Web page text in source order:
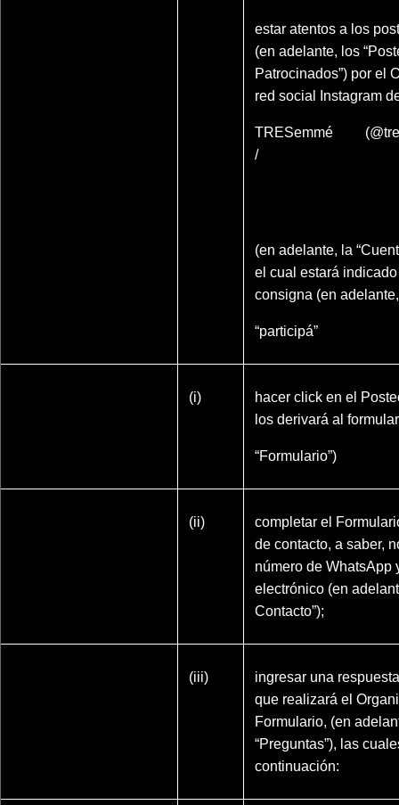
estar atentos a los
(en adelante, los
Patrocinados”) por el
red social Instagram
TRESemmé
/
(en adelante, la
el cual estará
consigna (en
“participá”
(i)
hacer click en el
los derivará al
“Formulario”)
(ii)
completar el
de contacto, a saber,
número de WhatsApp
electrónico (en
Contacto”);
(iii)
ingresar una
que realizará el
Formulario, (en
“Preguntas”), las
continuación: